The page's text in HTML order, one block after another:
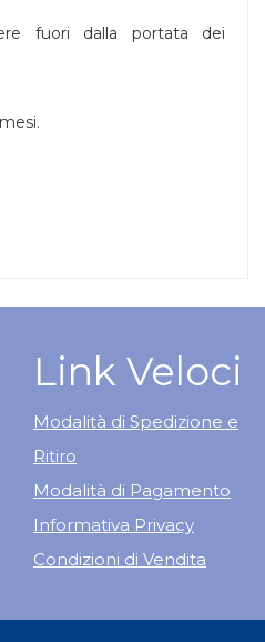
fuori dalla portata dei
Link Veloci
Modalità di Spedizione e
Ritiro
Modalità di Pagamento
Informativa Privacy
Condizioni di Vendita